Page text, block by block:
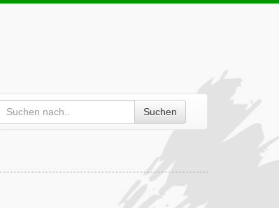
Suchen